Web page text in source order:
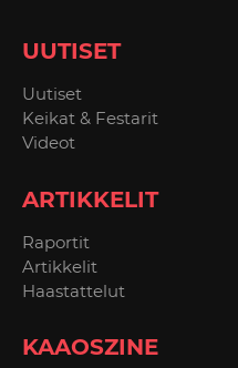
UUTISET
Uutiset
Keikat & Festarit
Videot
ARTIKKELIT
Raportit
Artikkelit
Haastattelut
KAAOSZINE